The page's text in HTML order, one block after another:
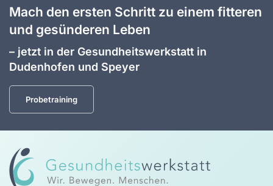
Mach den ersten Schritt zu einem fitteren
und gesünderen Leben
– jetzt in der Gesundheitswerkstatt in
Dudenhofen und Speyer
Probetraining